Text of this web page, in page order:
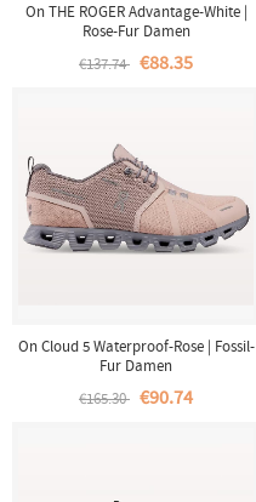
On THE ROGER Advantage-White |
Rose-Fur Damen
€137.74 €88.35
On Cloud 5 Waterproof-Rose | Fossil-
Fur Damen
€165.30 €90.74